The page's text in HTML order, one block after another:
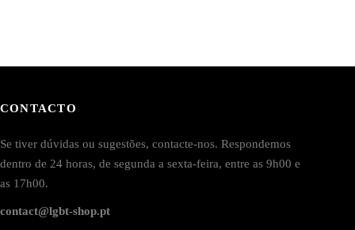
CONTACTO
Se tiver dúvidas ou sugestões, contacte-nos. Respondemos
dentro de 24 horas, de segunda a sexta-feira, entre as 9h00 e
as 17h00.
contact@lgbt-shop.pt